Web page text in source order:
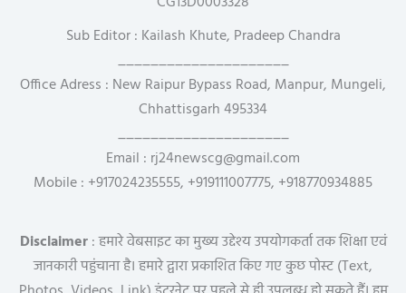
Sub Editor : Kailash Khute, Pradeep Chandra
_____________________
Office Adress : New Raipur Bypass Road, Manpur, Mungeli,
Chhattisgarh 495334
_____________________
Email : rj24newscg@gmail.com
Mobile : +917024235555, +919111007775, +918770934885
Disclaimer: हमारे वेबसाइट का मुख्य उद्देश्य उपयोगकर्ता तक शिक्षा एवं
जानकारी पहुंचाना है। हमारे द्वारा प्रकाशित किए गए कुछ पोस्ट (Text,